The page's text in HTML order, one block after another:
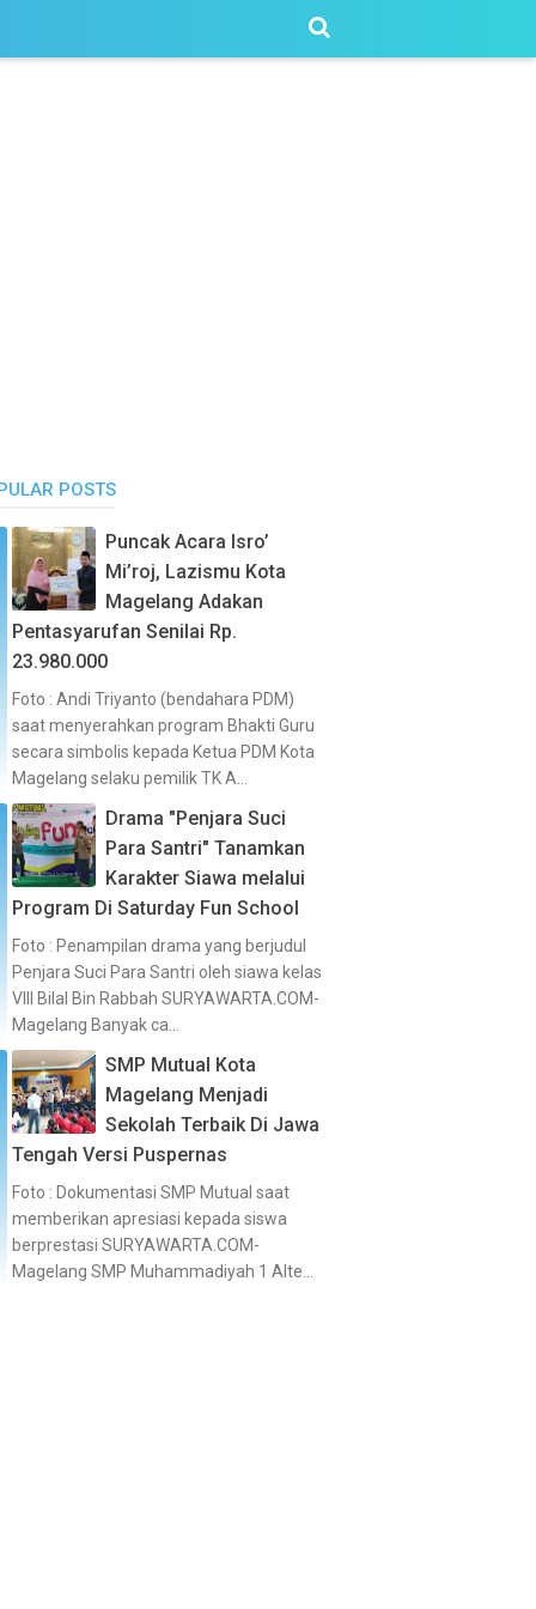
POSTS
Puncak Acara Isro’
Mi’roj, Lazismu Kota
Magelang Adakan
Pentasyarufan Senilai Rp.
23.980.000
Foto : Andi Triyanto (bendahara PDM)
saat menyerahkan program Bhakti Guru
secara simbolis kepada Ketua PDM Kota
Magelang selaku pemilik TK A...
Drama "Penjara Suci
Para Santri" Tanamkan
Karakter Siawa melalui
Program Di Saturday Fun School
Foto : Penampilan drama yang berjudul
Penjara Suci Para Santri oleh siawa kelas
VIII Bilal Bin Rabbah SURYAWARTA.COM-
Magelang Banyak ca...
SMP Mutual Kota
Magelang Menjadi
Sekolah Terbaik Di Jawa
Tengah Versi Puspernas
Foto : Dokumentasi SMP Mutual saat
memberikan apresiasi kepada siswa
berprestasi SURYAWARTA.COM-
Magelang SMP Muhammadiyah 1 Alte...